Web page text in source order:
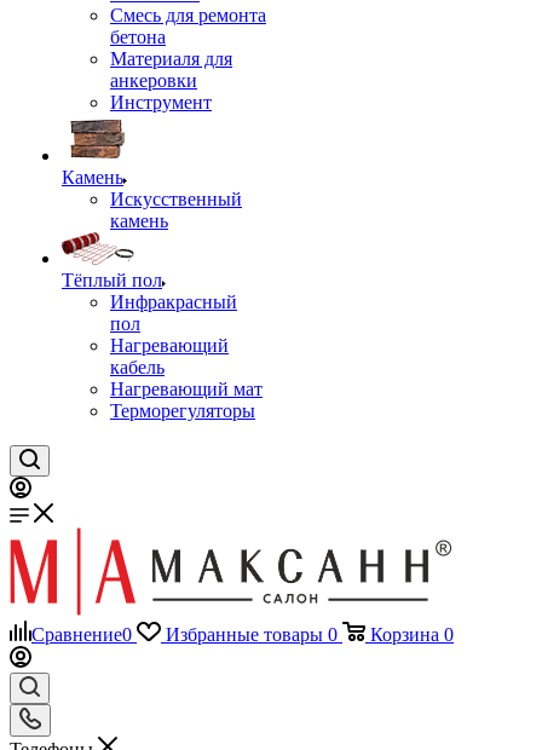
Смесь для ремонта
бетона
Материаля для
анкеровки
Инструмент
Камень
Искусственный
камень
Тёплый пол
Инфракрасный
пол
Нагревающий
кабель
Нагревающий мат
Терморегуляторы
Сравнение0 Избранные товары 0 Корзина 0